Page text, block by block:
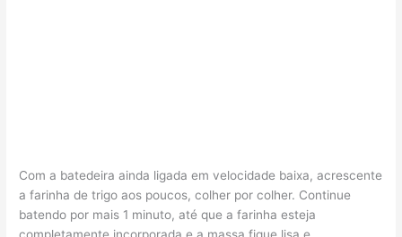
Com a batedeira ainda ligada em velocidade baixa, acrescente
a farinha de trigo aos poucos, colher por colher. Continue
batendo por mais 1 minuto, até que a farinha esteja